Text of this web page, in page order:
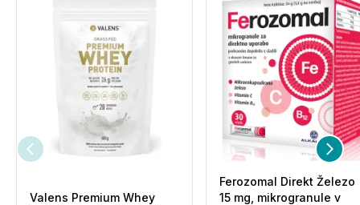
Valens Premium Whey
Ferozomal Direkt Železo
15 mg, mikrogranule v